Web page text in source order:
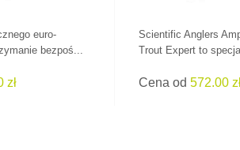
euro-
bezpoś...
zł
Scientific Anglers
Trout Expert to
Cena od 572.00